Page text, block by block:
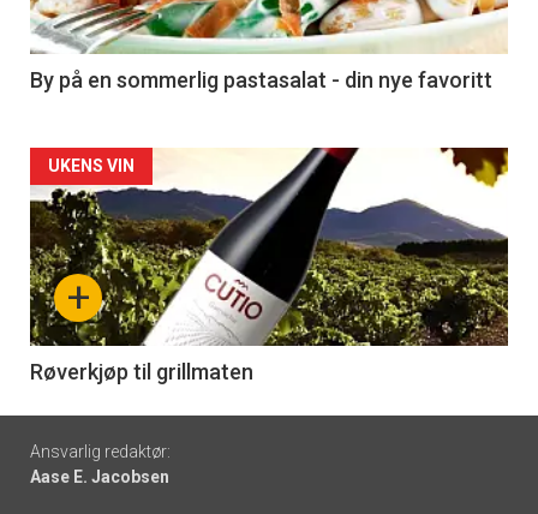
-
5
By på en sommerlig pastasalat - din nye favoritt
Forsiden
akkurat
nå
-
6
+
UKENS VIN
Røverkjøp til grillmaten
Footer
-
Ansvarlig redaktør:
Aase E. Jacobsen